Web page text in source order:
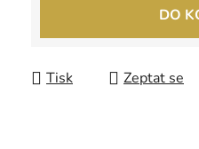
DO
Tisk Zeptat se